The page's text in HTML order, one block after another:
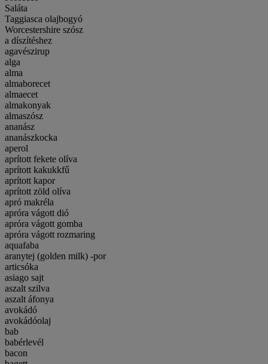
Saláta
Taggiasca olajbogyó
Worcestershire szósz
a díszítéshez
agavészirup
alga
alma
almaborecet
almaecet
almakonyak
almaszósz
ananász
ananászkocka
aperol
aprított fekete olíva
aprított kakukkfű
aprított kapor
aprított zöld olíva
apró makréla
apróra vágott dió
apróra vágott gomba
apróra vágott rozmaring
aquafaba
aranytej (golden milk) -por
articsóka
asiago sajt
aszalt szilva
aszalt áfonya
avokádó
avokádóolaj
bab
babérlevél
bacon